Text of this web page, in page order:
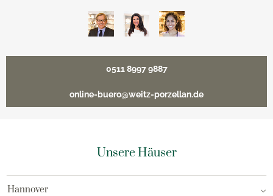
0511 8997 9887
online-buero@weitz-porzellan.de
Unsere Häuser
Hannover